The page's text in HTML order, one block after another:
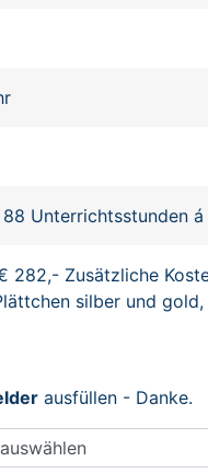
88 Unterrichtsstunden
282,- Zusätzliche
silber und
ausfüllen - Danke.